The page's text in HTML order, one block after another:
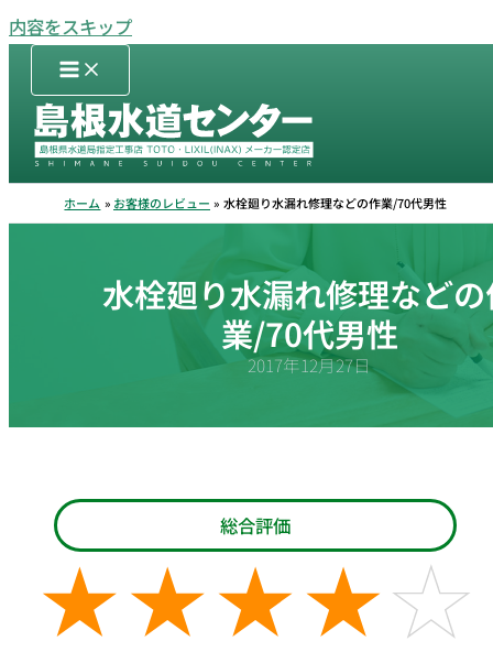
内容をスキップ
ホーム お客様のレビュー 水栓廻り水漏れ修理などの作業/70代男性
水栓廻り水漏れ修理など
業/70代男性
2017年12月27日
総合評価